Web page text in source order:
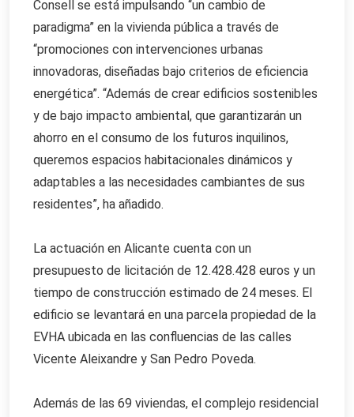
Consell se está impulsando “un cambio de
paradigma” en la vivienda pública a través de
“promociones con intervenciones urbanas
innovadoras, diseñadas bajo criterios de eficiencia
energética”. “Además de crear edificios sostenibles
y de bajo impacto ambiental, que garantizarán un
ahorro en el consumo de los futuros inquilinos,
queremos espacios habitacionales dinámicos y
adaptables a las necesidades cambiantes de sus
residentes”, ha añadido.
La actuación en Alicante cuenta con un
presupuesto de licitación de 12.428.428 euros y un
tiempo de construcción estimado de 24 meses. El
edificio se levantará en una parcela propiedad de la
EVHA ubicada en las confluencias de las calles
Vicente Aleixandre y San Pedro Poveda.
Además de las 69 viviendas, el complejo residencial